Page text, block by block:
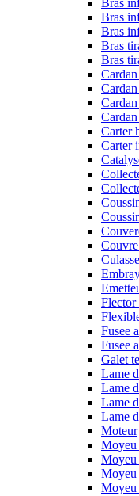
Bras
Bras
Bras
Bras
Bras
Carter
Carter
Culasse
Flector
Fusee
Fusee
Galet
Lame
Lame
Lame
Lame
Moteur
Moyeu
Moyeu
Moyeu
Moyeu